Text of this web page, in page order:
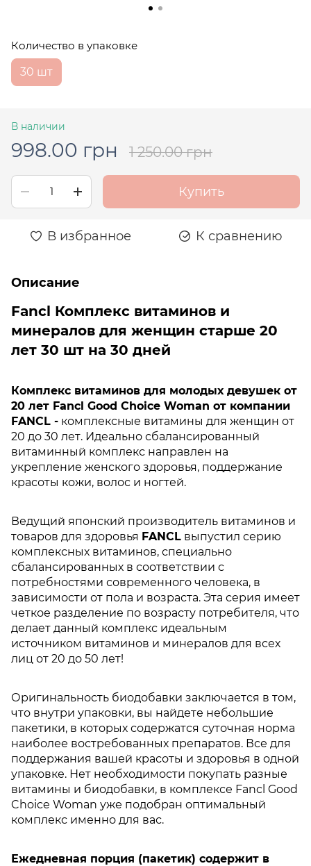
Количество в упаковке
30 шт
В наличии
998.00 грн 1 250.00 грн
Купить
В избранное К сравнению
Описание
Fancl Комплекс витаминов и
минералов для женщин старше 20
лет 30 шт на 30 дней
Комплекс витаминов для молодых девушек от
20 лет Fancl Good Choice Woman от компании
FANCL - комплексные витамины для женщин от
20 до 30 лет. Идеально сбалансированный
витаминный комплекс направлен на
укрепление женского здоровья, поддержание
красоты кожи, волос и ногтей.
Ведущий японский производитель витаминов и
товаров для здоровья FANCL выпустил серию
комплексных витаминов, специально
сбалансированных в соответствии с
потребностями современного человека, в
зависимости от пола и возраста. Эта серия имеет
четкое разделение по возрасту потребителя, что
делает данный комплекс идеальным
источником витаминов и минералов для всех
лиц от 20 до 50 лет!
Оригинальность биодобавки заключается в том,
что внутри упаковки, вы найдете небольшие
пакетики, в которых содержатся суточная норма
наиболее востребованных препаратов. Все для
поддержания вашей красоты и здоровья в одной
упаковке. Нет необходимости покупать разные
витамины и биодобавки, в комплексе Fancl Good
Choice Woman уже подобран оптимальный
комплекс именно для вас.
Ежедневная порция (пакетик) содержит в